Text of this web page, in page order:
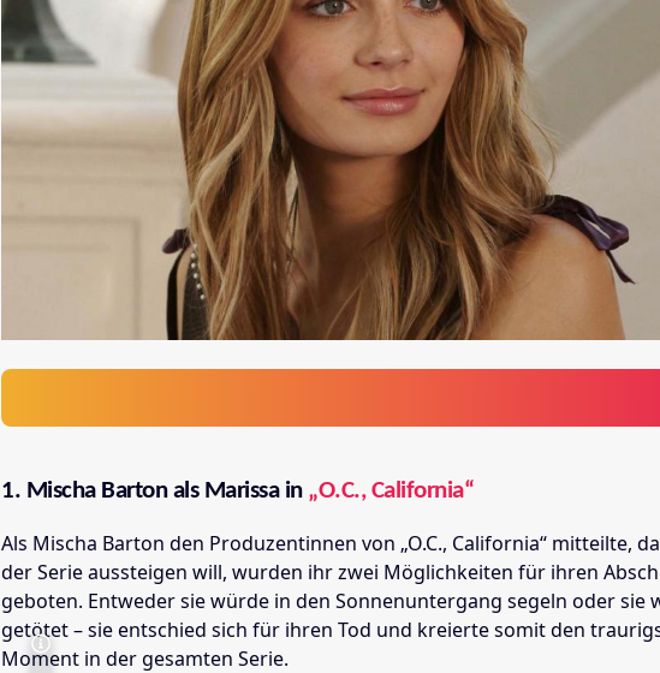
1. Mischa Barton als Marissa in „O.C., California“
Als Mischa Barton den Produzentinnen von „O.C., California“ mitteilte,
der Serie aussteigen will, wurden ihr zwei Möglichkeiten für ihren
geboten. Entweder sie würde in den Sonnenuntergang segeln oder sie
getötet – sie entschied sich für ihren Tod und kreierte somit den
Moment in der gesamten Serie.